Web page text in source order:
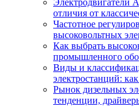
Электродвигатели
отличия от
Частотное
высоковольтных
Как выбрать
промышленного
Виды и
электростанций:
Рынок дизельных
тенденции,